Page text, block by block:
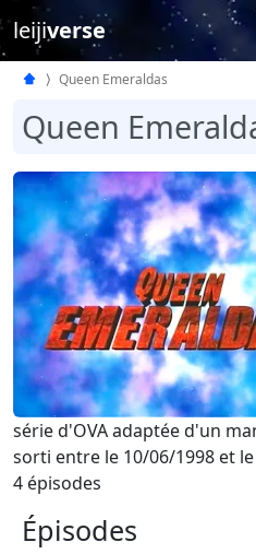
leijiverse
Queen Emeraldas
Queen
série d'OVA adaptée d'un
sorti entre le 10/06/1998 et
4 épisodes
Épisodes